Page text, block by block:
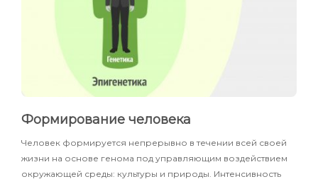
Формирование человека
Человек формируется непрерывно в течении всей своей
жизни на основе генома под управляющим воздействием
окружающей среды: культуры и природы. Интенсивность